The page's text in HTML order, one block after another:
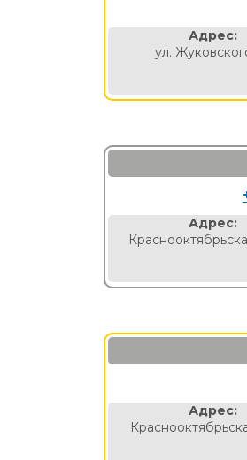
Адрес:
ул.
Адрес:
Адрес: